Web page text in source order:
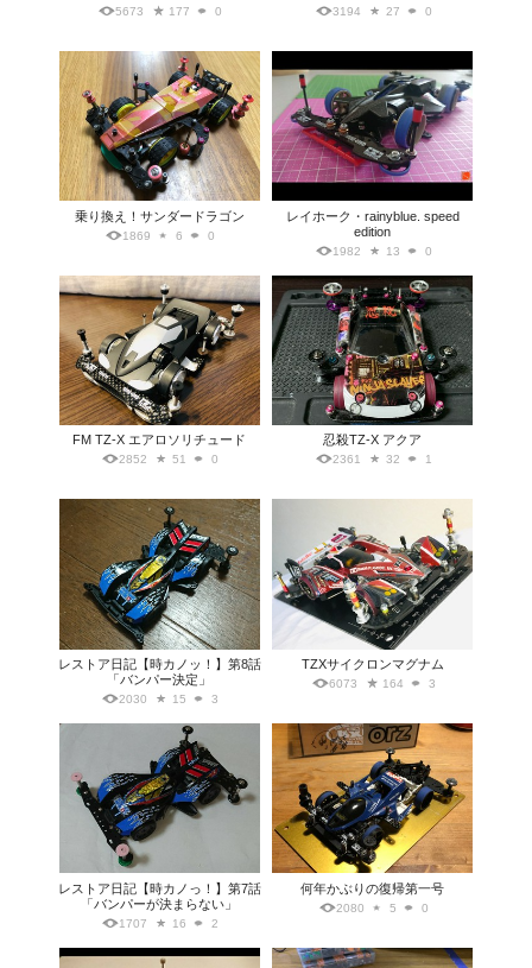
5673 177 0 3194 27 0
乗り換え！サンダードラゴン
1869 6 0
レイホーク・rainyblue. speed
edition
1982 13 0
FM TZ-X エアロソリチュード
2852 51 0
忍殺TZ-X アクア
2361 32 1
レストア日記【時カノッ！】第8話
「バンパー決定」
2030 15 3
TZXサイクロンマグナム
6073 164 3
レストア日記【時カノっ！】第7話
「バンパーが決まらない」
1707 16 2
何年かぶりの復帰第一号
2080 5 0